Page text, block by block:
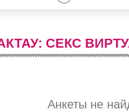
СЕКС
Анкеты не